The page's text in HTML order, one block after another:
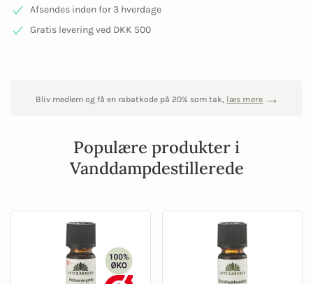
Afsendes inden for 3 hverdage
Gratis levering ved DKK 500
Bliv medlem og få en rabatkode på 20% som tak, læs mere
Populære produkter i
Vanddampdestillerede